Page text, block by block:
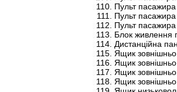
Пульт
Пульт
Пульт
Блок живлення
Дистанційна
Ящик
Ящик
Ящик
Ящик